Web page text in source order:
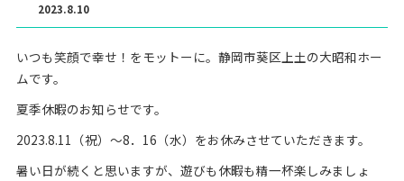
2023.8.10
いつも笑顔で幸せ！をモットーに。静岡市葵区上土の大昭和ホー
ムです。
夏季休暇のお知らせです。
2023.8.11（祝）～8．16（水）をお休みさせていただきます。
暑い日が続くと思いますが、遊びも休暇も精一杯楽しみましょ